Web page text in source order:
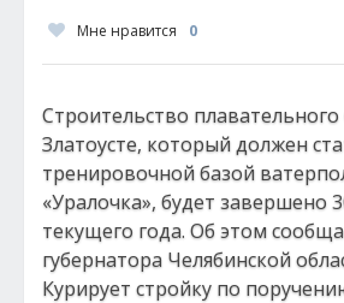
Мне нравится 0
Строительство плавательного
Златоусте, который должен
тренировочной базой
«Уралочка», будет завершено
текущего года. Об этом
губернатора Челябинской
Курирует стройку по